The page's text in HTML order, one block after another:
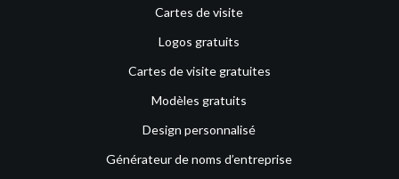
Cartes de visite
Logos gratuits
Cartes de visite gratuites
Modèles gratuits
Design personnalisé
Générateur de noms d’entreprise